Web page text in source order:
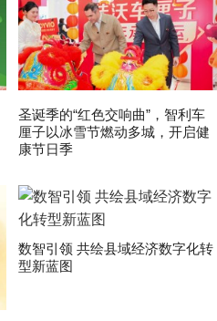
圣诞季的“红色交响曲”，智利车
厘子以冰雪节燃动多城，开启健
康节日季
数智引领 共绘县域经济数字化转
型新蓝图